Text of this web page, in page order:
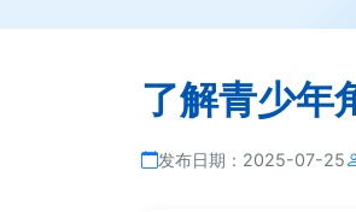
了解青少年
发布日期： 2025-07-25